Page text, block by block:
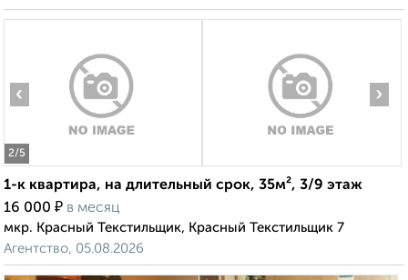
2/5
‹ ›
1-к квартира, на длительный срок, 35м², 3/9 этаж
16 000 ₽ в месяц
мкр. Красный Текстильщик, Красный Текстильщик 7
Агентство, 05.08.2026